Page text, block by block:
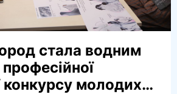
стала водним
з Вікторією